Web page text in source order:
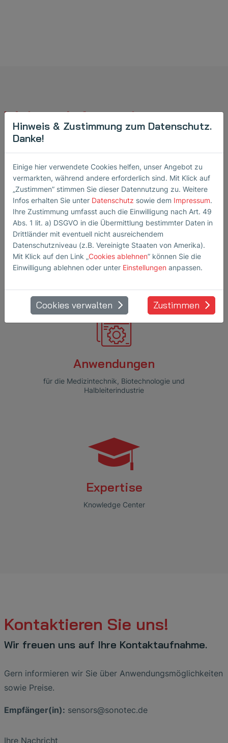
Weitere Informationen zu
Ultraschall
Durchflussmessern
Produktüberblick
Sensorzubehör
Anwendungen
für die Medizintechnik, Biotechnologie und
Halbleiterindustrie
Expertise
Knowledge Center
Kontaktieren Sie uns!
Wir freuen uns auf Ihre Kontaktaufnahme.
Gern informieren wir Sie über Anwendungsmöglichkeiten
sowie Preise.
Empfänger(in): sensors@sonotec.de
Ihre Nachricht
Hinweis & Zustimmung zum Datenschutz.
Danke!
Einige hier verwendete Cookies helfen, unser Angebot zu
vermarkten, während andere erforderlich sind. Mit Klick auf
„Zustimmen” stimmen Sie dieser Datennutzung zu. Weitere
Infos erhalten Sie unter Datenschutz sowie dem Impressum.
Ihre Zustimmung umfasst auch die Einwilligung nach Art. 49
Abs. 1 lit. a) DSGVO in die Übermittlung bestimmter Daten in
Drittländer mit eventuell nicht ausreichendem
Datenschutzniveau (z.B. Vereinigte Staaten von Amerika).
Mit Klick auf den Link „Cookies ablehnen” können Sie die
Einwilligung ablehnen oder unter Einstellungen anpassen.
Cookies verwalten Zustimmen